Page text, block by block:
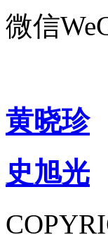
微信
黄晓珍
史旭光